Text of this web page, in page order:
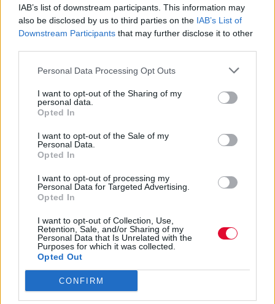
IAB’s list of downstream participants. This information may
also be disclosed by us to third parties on the IAB’s List of
Downstream Participants that may further disclose it to other
Personal Data Processing Opt Outs
I want to opt-out of the Sharing of my
personal data.
Opted In
I want to opt-out of the Sale of my
Personal Data.
Opted In
I want to opt-out of processing my
Personal Data for Targeted Advertising.
Opted In
I want to opt-out of Collection, Use,
Retention, Sale, and/or Sharing of my
Personal Data that Is Unrelated with the
Purposes for which it was collected.
Opted Out
CONFIRM
Μάκης Μηλάτος